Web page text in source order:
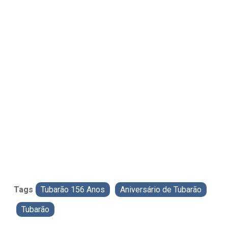
Tags Tubarão 156 Anos Aniversário de Tubarão
Tubarão